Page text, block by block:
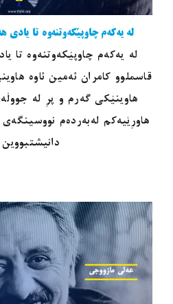
لە یەکەم چاوپێکەوتنەوە تا یادی
لە یەکەم چاوپێکەوتنەوە تا
هاوینێکی گەرم و پڕ لە
هاوڕێیەکم لەبەردەم